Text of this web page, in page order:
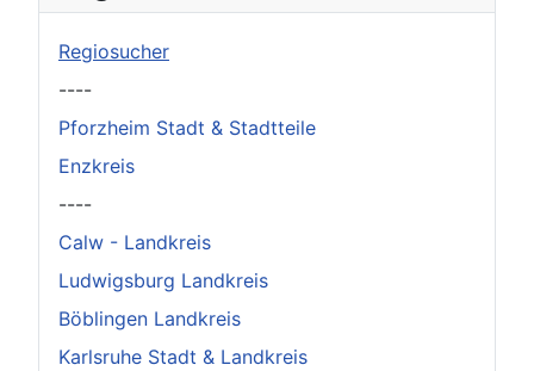
Regiosucher
----
Pforzheim Stadt & Stadtteile
Enzkreis
----
Calw - Landkreis
Ludwigsburg Landkreis
Böblingen Landkreis
Karlsruhe Stadt & Landkreis